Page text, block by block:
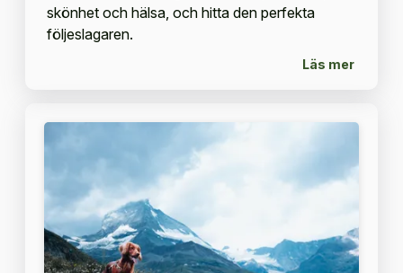
skönhet och hälsa, och hitta den perfekta
följeslagaren.
Läs mer